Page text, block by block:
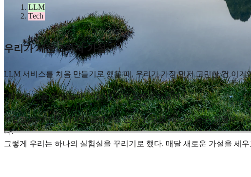
LLM
Tech
우리가 세운 3가지 가설
LLM 서비스를 처음 만들기로 했을 때, 우리가 가장 먼저 고민한 건 이거
"빠르게 만들 수 있을까? 그리고 그게 실제로 쓰일까?"
복잡한 아키텍처, 거대한 클라우드 인프라, 멋진 MLOps 도구. 처음부
다.
그렇게 우리는 하나의 실험실을 꾸리기로 했다. 매달 새로운 가설을 세